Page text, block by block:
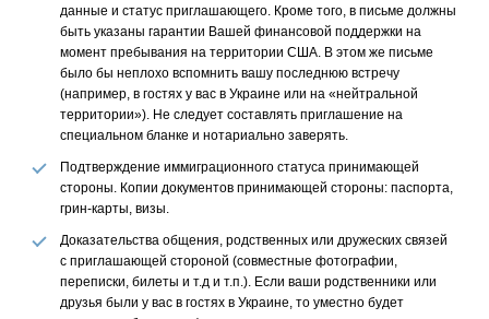
данные и статус приглашающего. Кроме того, в письме должны
быть указаны гарантии Вашей финансовой поддержки на
момент пребывания на территории США. В этом же письме
было бы неплохо вспомнить вашу последнюю встречу
(например, в гостях у вас в Украине или на «нейтральной
территории»). Не следует составлять приглашение на
специальном бланке и нотариально заверять.
Подтверждение иммиграционного статуса принимающей
стороны. Копии документов принимающей стороны: паспорта,
грин-карты, визы.
Доказательства общения, родственных или дружеских связей
с приглашающей стороной (совместные фотографии,
переписки, билеты и т.д и т.п.). Если ваши родственники или
друзья были у вас в гостях в Украине, то уместно будет